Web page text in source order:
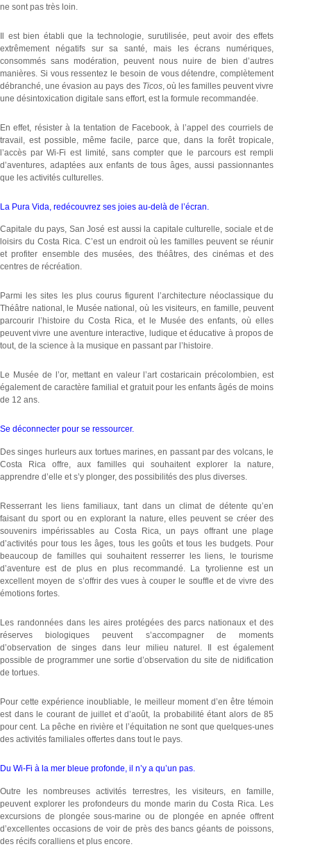
ne sont pas très loin.
Il est bien établi que la technologie, surutilisée, peut avoir des effets
extrêmement négatifs sur sa santé, mais les écrans numériques,
consommés sans modération, peuvent nous nuire de bien d’autres
manières. Si vous ressentez le besoin de vous détendre, complètement
débranché, une évasion au pays des Ticos, où les familles peuvent vivre
une désintoxication digitale sans effort, est la formule recommandée.
En effet, résister à la tentation de Facebook, à l’appel des courriels de
travail, est possible, même facile, parce que, dans la forêt tropicale,
l’accès par Wi-Fi est limité, sans compter que le parcours est rempli
d’aventures, adaptées aux enfants de tous âges, aussi passionnantes
que les activités culturelles.
La Pura Vida, redécouvrez ses joies au-delà de l’écran.
Capitale du pays, San José est aussi la capitale culturelle, sociale et de
loisirs du Costa Rica. C’est un endroit où les familles peuvent se réunir
et profiter ensemble des musées, des théâtres, des cinémas et des
centres de récréation.
Parmi les sites les plus courus figurent l’architecture néoclassique du
Théâtre national, le Musée national, où les visiteurs, en famille, peuvent
parcourir l’histoire du Costa Rica, et le Musée des enfants, où elles
peuvent vivre une aventure interactive, ludique et éducative à propos de
tout, de la science à la musique en passant par l’histoire.
Le Musée de l’or, mettant en valeur l’art costaricain précolombien, est
également de caractère familial et gratuit pour les enfants âgés de moins
de 12 ans.
Se déconnecter pour se ressourcer.
Des singes hurleurs aux tortues marines, en passant par des volcans, le
Costa Rica offre, aux familles qui souhaitent explorer la nature,
apprendre d’elle et s’y plonger, des possibilités des plus diverses.
Resserrant les liens familiaux, tant dans un climat de détente qu’en
faisant du sport ou en explorant la nature, elles peuvent se créer des
souvenirs impérissables au Costa Rica, un pays offrant une plage
d’activités pour tous les âges, tous les goûts et tous les budgets. Pour
beaucoup de familles qui souhaitent resserrer les liens, le tourisme
d’aventure est de plus en plus recommandé. La tyrolienne est un
excellent moyen de s’offrir des vues à couper le souffle et de vivre des
émotions fortes.
Les randonnées dans les aires protégées des parcs nationaux et des
réserves biologiques peuvent s’accompagner de moments
d’observation de singes dans leur milieu naturel. Il est également
possible de programmer une sortie d’observation du site de nidification
de tortues.
Pour cette expérience inoubliable, le meilleur moment d’en être témoin
est dans le courant de juillet et d’août, la probabilité étant alors de 85
pour cent. La pêche en rivière et l’équitation ne sont que quelques-unes
des activités familiales offertes dans tout le pays.
Du Wi-Fi à la mer bleue profonde, il n’y a qu’un pas.
Outre les nombreuses activités terrestres, les visiteurs, en famille,
peuvent explorer les profondeurs du monde marin du Costa Rica. Les
excursions de plongée sous-marine ou de plongée en apnée offrent
d’excellentes occasions de voir de près des bancs géants de poissons,
des récifs coralliens et plus encore.